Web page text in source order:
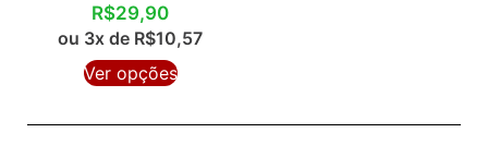
R$29,90
ou 3x de R$10,57
Ver opções